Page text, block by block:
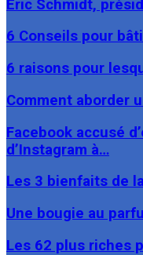
Eric Schmidt,
6 Conseils pour
6 raisons pour
Comment aborder
Facebook accusé
d’Instagram à…
Les 3 bienfaits de
Une bougie au
Les 62 plus riches